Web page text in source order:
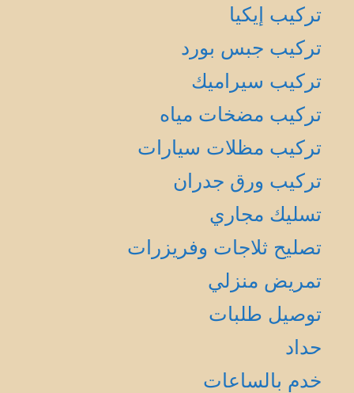
تركيب إيكيا
تركيب جبس بورد
تركيب سيراميك
تركيب مضخات مياه
تركيب مظلات سيارات
تركيب ورق جدران
تسليك مجاري
تصليح ثلاجات وفريزرات
تمريض منزلي
توصيل طلبات
حداد
خدم بالساعات